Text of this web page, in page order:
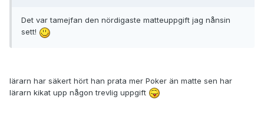
Det var tamejfan den nördigaste matteuppgift jag nånsin
sett!
lärarn har säkert hört han prata mer Poker än matte sen har
lärarn kikat upp någon trevlig uppgift